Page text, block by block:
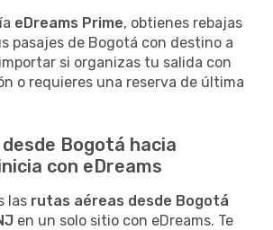
eDreams Prime, obtienes rebajas
pasajes de Bogotá con destino a
si organizas tu salida con
o requieres una reserva de última
Bogotá hacia
con eDreams
las rutas aéreas desde Bogotá
en un solo sitio con eDreams. Te